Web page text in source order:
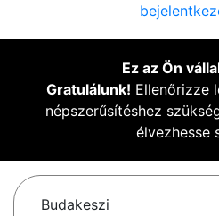
Ez az Ön
Gratulálunk! Ellenőrizze
népszerűsítéshez
élvezhesse
Budakeszi